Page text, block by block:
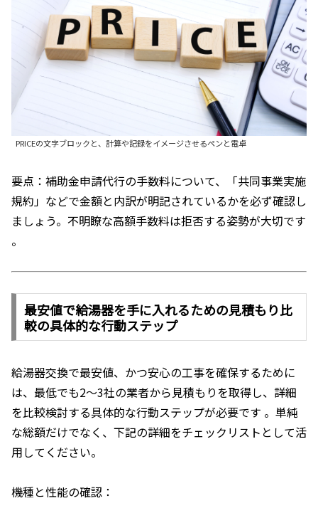
PRICEの文字ブロックと、計算や記録をイメージさせるペンと電卓
要点：補助金申請代行の手数料について、「共同事業実施
規約」などで金額と内訳が明記されているかを必ず確認し
ましょう。不明瞭な高額手数料は拒否する姿勢が大切です
。
最安値で給湯器を手に入れるための見積もり比
較の具体的な行動ステップ
給湯器交換で最安値、かつ安心の工事を確保するために
は、最低でも2～3社の業者から見積もりを取得し、詳細
を比較検討する具体的な行動ステップが必要です 。単純
な総額だけでなく、下記の詳細をチェックリストとして活
用してください。
機種と性能の確認：